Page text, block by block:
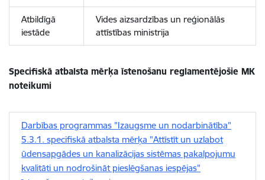
Atbildīgā
iestāde
Vides aizsardzības un reģionālās
attīstības ministrija
Specifiskā atbalsta mērķa īstenošanu reglamentējošie MK
noteikumi
Darbības programmas "Izaugsme un nodarbinātība"
5.3.1. specifiskā atbalsta mērķa "Attīstīt un uzlabot
ūdensapgādes un kanalizācijas sistēmas pakalpojumu
kvalitāti un nodrošināt pieslēgšanas iespējas"